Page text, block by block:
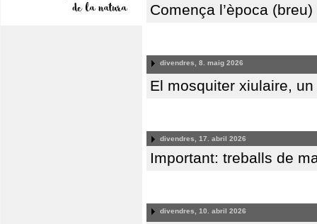
Comença l’època
divendres, 8. maig 2026
El mosquiter xiulaire,
divendres, 17. abril 2026
Important: treballs de
divendres, 10. abril 2026